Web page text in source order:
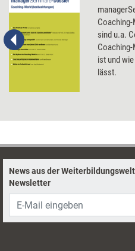
sind u.a.
ist und
lässt.
News aus der
Newsletter